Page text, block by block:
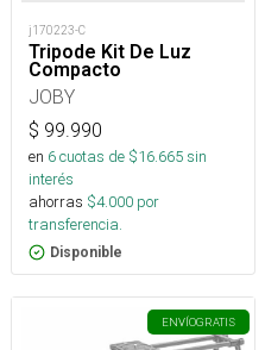
j170223-C
Tripode Kit De Luz
Compacto
JOBY
$ 99.990
en 6cuotas de $16.665sin
interés
ahorras $4.000 por
transferencia.
Disponible
ENVÍOGRATIS